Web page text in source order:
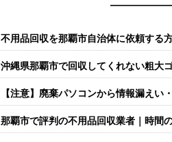
不用品回収を那覇市自治体に依頼する
沖縄県那覇市で回収してくれない粗大
【注意】廃棄パソコンから情報漏えい
那覇市で評判の不用品回収業者｜時間